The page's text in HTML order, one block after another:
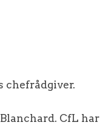
chefrådgiver.
CfL har